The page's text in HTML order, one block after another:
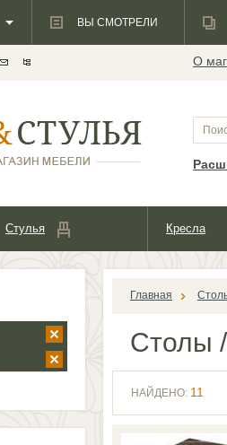
О
Стулья Кресла
Главная
Столы /
НАЙДЕНО: 11
ВЫ СМОТРЕЛИ